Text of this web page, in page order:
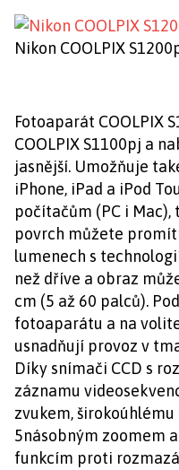
Nikon COOLPIX
Fotoaparát COOLPIX
COOLPIX S1100pj a
jasnější. Umožňuje
iPhone, iPad a iPod
počítačům (PC i
povrch můžete
lumenech s
než dříve a obraz
cm (5 až 60 palců).
fotoaparátu a na
usnadňují provoz v
Díky snímači CCD s
záznamu
zvukem,
5násobným zoomem
funkcím proti